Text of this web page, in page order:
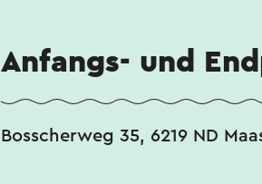
Anfangs- und
Bosscherweg 35, 6219 ND